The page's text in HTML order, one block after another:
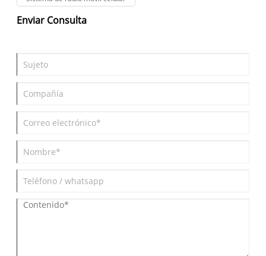
Enviar Consulta